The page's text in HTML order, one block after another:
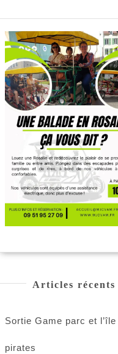
Articles récents
Sortie Game parc et l’île
pirates